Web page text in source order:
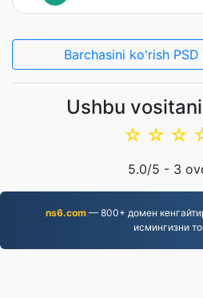
Barchasini ko'rish
Ushbu
☆
☆
☆
5.0/5 - 3
ns6.com — 800+ домен
исмингизни